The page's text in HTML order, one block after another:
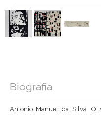
Biografia
Antonio Manuel da Silva